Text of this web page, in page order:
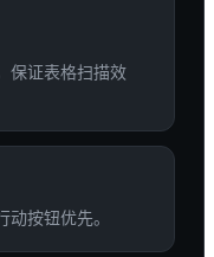
保证表格扫描效
按钮优先。